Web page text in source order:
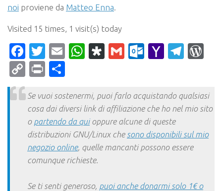
noi proviene da Matteo Enna.
Visited 15 times, 1 visit(s) today
Facebook
Twitter
EmailWhatsApp
Diaspora
Gmail Yahoo
CopyPrint
Se vuoi sostenermi, puoi farlo acquistando qualsiasi
cosa dai diversi link di affiliazione che ho nel mio sito
o partendo da quioppure alcune di queste
distribuzioni GNU/Linux che sono disponibili sul mio
negozio online, quelle mancanti possono essere
comunque richieste.
Se ti senti generoso, puoi anche donarmi solo 1€ o